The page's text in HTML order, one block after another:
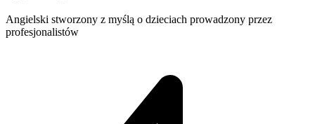
Angielski stworzony z myślą o dzieciach prowadzony przez
profesjonalistów